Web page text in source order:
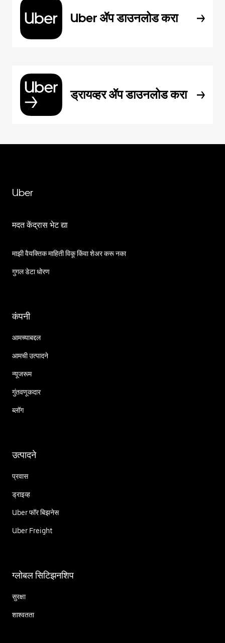
Uber ॲप डाउनलोड करा
ड्रायव्हर ॲप डाउनलोड करा
Uber
मदत केंद्रास भेट द्या
माझी वैयक्तिक माहिती विकू किंवा शेअर करू नका
गुगल डेटा धोरण
कंपनी
आमच्याबद्दल
आमची उत्पादने
न्यूजरूम
गुंतवणूकदार
ब्लॉग
उत्पादने
प्रवास
ड्राइव्ह
Uber फॉर बिझनेस
Uber Freight
ग्लोबल सिटिझनशिप
सुरक्षा
शाश्वतता